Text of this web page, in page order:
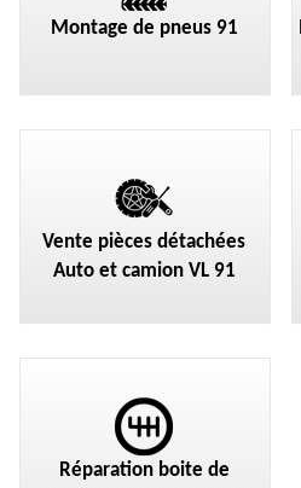
Montage de pneus 91
Vente pièces détachées
Auto et camion VL 91
Réparation boite de